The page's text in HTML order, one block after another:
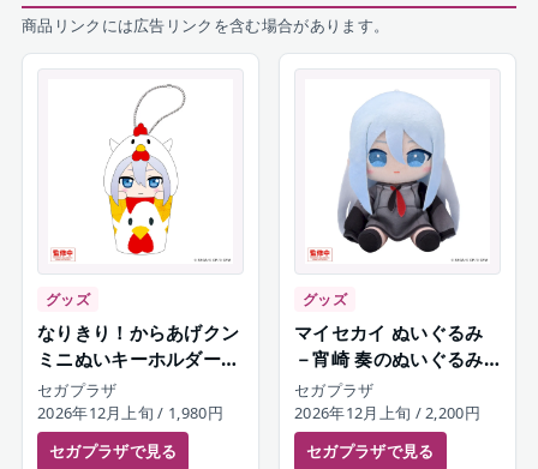
商品リンクには広告リンクを含む場合があります。
グッズ
なりきり！からあげクン
ミニぬいキーホルダー
宵崎奏
セガプラザ
2026年12月上旬 / 1,980円
セガプラザで見る
グッズ
マイセカイ ぬいぐるみ
－宵崎 奏のぬいぐるみ
－（S）
セガプラザ
2026年12月上旬 / 2,200円
セガプラザで見る